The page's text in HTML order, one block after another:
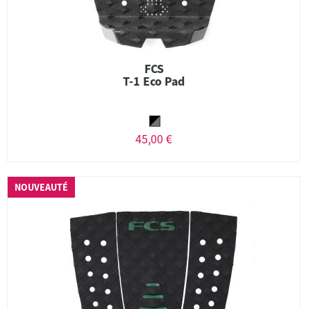
FCS
T-1 Eco Pad
45,00 €
NOUVEAUTÉ